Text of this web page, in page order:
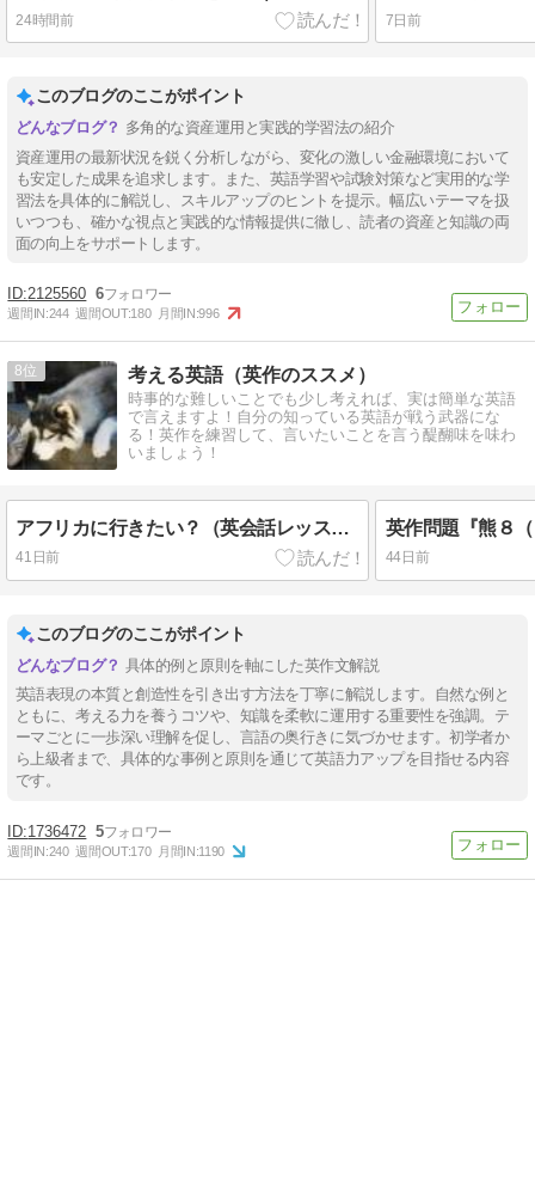
24時間前 7日前
このブログのここがポイント
多角的な資産運用と実践的学習法の紹介
資産運用の最新状況を鋭く分析しながら、変化の激しい金融環境において
も安定した成果を追求します。また、英語学習や試験対策など実用的な学
習法を具体的に解説し、スキルアップのヒントを提示。幅広いテーマを扱
いつつも、確かな視点と実践的な情報提供に徹し、読者の資産と知識の両
面の向上をサポートします。
2125560 6
週間IN:244 週間OUT:180 月間IN:996
8 考える英語（英作のススメ）
時事的な難しいことでも少し考えれば、実は簡単な英語
で言えますよ！自分の知っている英語が戦う武器にな
る！英作を練習して、言いたいことを言う醍醐味を味わ
いましょう！
アフリカに行きたい？（英会話レッスンより）
41日前 44日前
このブログのここがポイント
具体的例と原則を軸にした英作文解説
英語表現の本質と創造性を引き出す方法を丁寧に解説します。自然な例と
ともに、考える力を養うコツや、知識を柔軟に運用する重要性を強調。テ
ーマごとに一歩深い理解を促し、言語の奥行きに気づかせます。初学者か
ら上級者まで、具体的な事例と原則を通じて英語力アップを目指せる内容
です。
1736472 5
週間IN:240 週間OUT:170 月間IN:1190